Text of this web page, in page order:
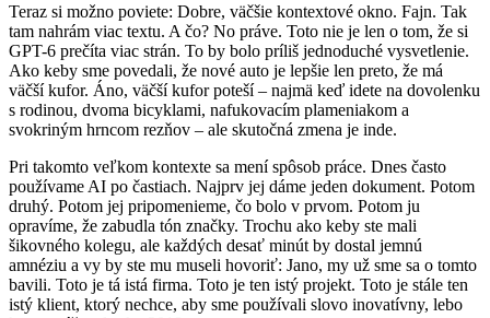
Teraz si možno poviete: Dobre, väčšie kontextové okno. Fajn. Tak
tam nahrám viac textu. A čo? No práve. Toto nie je len o tom, že si
GPT-6 prečíta viac strán. To by bolo príliš jednoduché vysvetlenie.
Ako keby sme povedali, že nové auto je lepšie len preto, že má
väčší kufor. Áno, väčší kufor poteší – najmä keď idete na dovolenku
s rodinou, dvoma bicyklami, nafukovacím plameniakom a
svokriným hrncom rezňov – ale skutočná zmena je inde.
Pri takomto veľkom kontexte sa mení spôsob práce. Dnes často
používame AI po častiach. Najprv jej dáme jeden dokument. Potom
druhý. Potom jej pripomenieme, čo bolo v prvom. Potom ju
opravíme, že zabudla tón značky. Trochu ako keby ste mali
šikovného kolegu, ale každých desať minút by dostal jemnú
amnéziu a vy by ste mu museli hovoriť: Jano, my už sme sa o tomto
bavili. Toto je tá istá firma. Toto je ten istý projekt. Toto je stále ten
istý klient, ktorý nechce, aby sme používali slovo inovatívny, lebo